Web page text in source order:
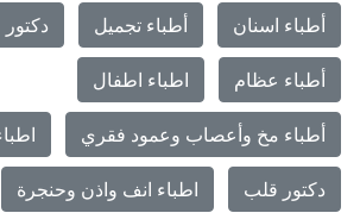
أطباء اسنان أطباء تجميل
أطباء عظام اطباء اطفال
أطباء مخ وأعصاب وعمود فقري
دكتور قلب اطباء انف واذن وحنجرة